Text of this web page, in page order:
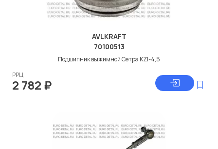
AVLKRAFT
70100513
Подшипник выжимной Сетра KZI-4,5
РРЦ
2 782 ₽